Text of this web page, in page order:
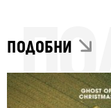
ПОДОБНИ